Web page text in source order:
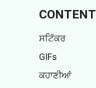
CONTENT
ਸਟਿੱਕਰ
GIFs
ਕਹਾਣੀਆਂ